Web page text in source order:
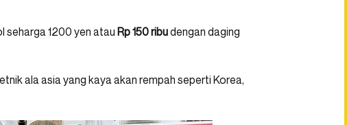
seharga 1200 yen atau Rp 150 ribudengan daging
ala asia yang kaya akan rempah seperti Korea,